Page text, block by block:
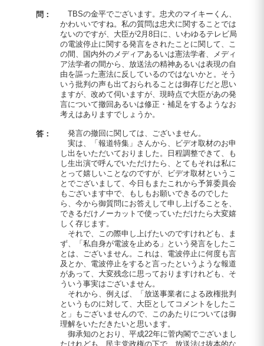
問：
TBSの金平でございます。忠犬のマイキーくん、
かわいいですね。私の質問は忠犬に関することでは
ないのですが、大臣が2月8日に、いわゆるテレビ局
の電波停止に関する発言をされたことに関して、こ
の間、国内外のメディアあるいは憲法学者、メディ
ア法学者の間から、放送法の精神あるいは表現の自
由を謳った憲法に反しているのではないかと。そう
いう批判の声も出ておられることは御存じだと思い
ますが、改めて伺いますが、現時点で大臣があの発
言について撤回あるいは修正・補足をするようなお
考えはありますでしょうか。
答：
発言の撤回に関しては、ございません。
実は、「報道特集」さんから、ビデオ取材のお申
し出をいただいておりました。日程調整できて、も
し生出演で呼んでいただけたら、とてもそれは私に
とって嬉しいことなのですが、ビデオ取材というこ
とでございまして、今日もまたこれから予算委員会
もございます中で、もしもお願いできるのでした
ら、今から御質問にお答えして申し上げることを、
できるだけノーカットで使っていただけたら大変嬉
しく存じます。
それで、この際申し上げたいのですけれども、ま
ず、「私自身が電波を止める」という発言をしたこ
とは、ございません。これは、電波停止に何度も言
及とか、電波停止をすると言ったというような報道
があって、大変残念に思っておりますけれども、そ
ういう事実はございません。
それから、例えば、「放送事業者による政権批判
というものに対して、大臣としてコメントをしたこ
と」もございませんので、このあたりについては御
理解をいただきたいと思います。
御承知のとおり、平成22年に菅内閣でございまし
たけれども、民主党政権の下で、放送法は抜本的な